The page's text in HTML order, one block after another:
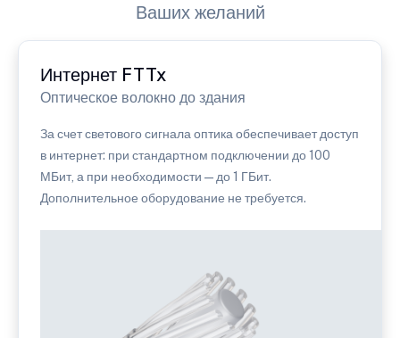
Ваших желаний
Интернет FTTx
Оптическое волокно до здания
За счет светового сигнала оптика обеспечивает доступ
в интернет: при стандартном подключении до 100
МБит, а при необходимости — до 1 ГБит.
Дополнительное оборудование не требуется.